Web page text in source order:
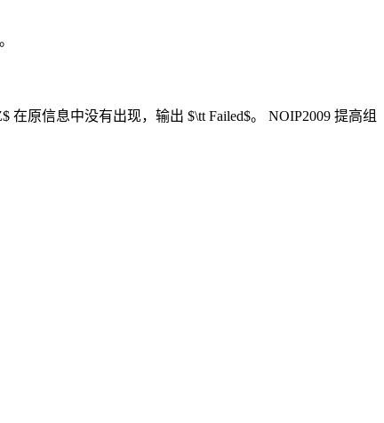
在原信息中没有出现，输出 $\tt Failed$。 NOIP2009 提高组